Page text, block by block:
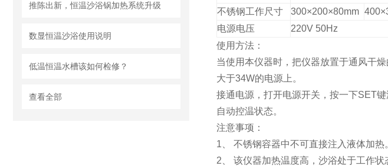
推陈出新，恒温沙浴锅加热系统升级
数显恒温沙浴使用说明
低温恒温水槽该如何检修？
查看全部
不锈钢工作尺寸
300×200×80mm
电源电压
220V 50Hz
使用方法：
当使用本仪器时，把仪器放置于通风干
大于34W的电源上。
接通电源，打开电源开关，按一下SET
自动控温状态。
注意事项：
1 、 不锈钢容器中不可直接注入液体加热。
2 、 该仪器加热温度高，沙浴处于工作